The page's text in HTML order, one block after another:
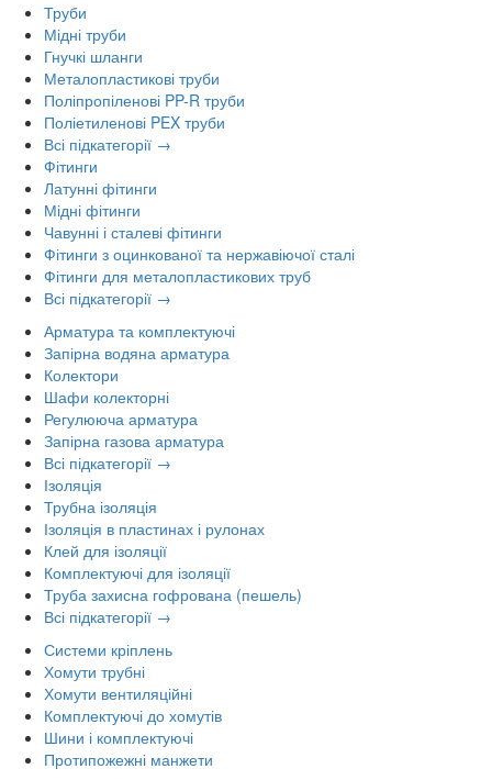
Труби
Мідні труби
Гнучкі шланги
Металопластикові труби
Поліпропіленові PP-R труби
Поліетиленові PEX труби
Всі підкатегорії →
Фітинги
Латунні фітинги
Мідні фітинги
Чавунні і сталеві фітинги
Фітинги з оцинкованої та нержавіючої сталі
Фітинги для металопластикових труб
Всі підкатегорії →
Арматура та комплектуючі
Запірна водяна арматура
Колектори
Шафи колекторні
Регулююча арматура
Запірна газова арматура
Всі підкатегорії →
Ізоляція
Трубна ізоляція
Ізоляція в пластинах і рулонах
Клей для ізоляції
Комплектуючі для ізоляції
Труба захисна гофрована (пешель)
Всі підкатегорії →
Системи кріплень
Хомути трубні
Хомути вентиляційні
Комплектуючі до хомутів
Шини і комплектуючі
Протипожежні манжети